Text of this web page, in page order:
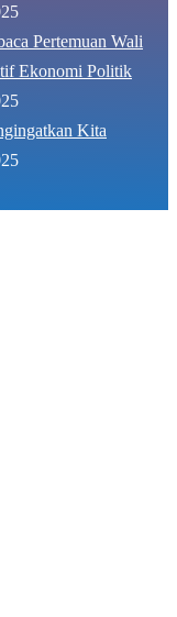
Pertemuan Wali
Ekonomi Politik
Kita